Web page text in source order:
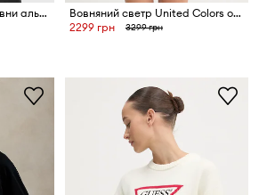
Светр з додаванням вовни альпаки AllSaints
Вовняний светр United Colors of Benetton
2299 грн
3299 грн